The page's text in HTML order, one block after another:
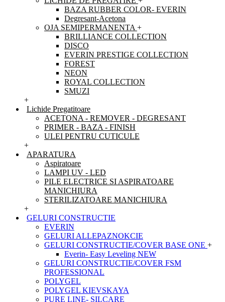
BAZA RUBBER COLOR- EVERIN
Degresant-Acetona
OJA SEMIPERMANENTA +
BRILLIANCE COLLECTION
DISCO
EVERIN PRESTIGE COLLECTION
FOREST
NEON
ROYAL COLLECTION
SMUZI
+
Lichide Pregatitoare
ACETONA - REMOVER - DEGRESANT
PRIMER - BAZA - FINISH
ULEI PENTRU CUTICULE
+
APARATURA
Aspiratoare
LAMPI UV - LED
PILE ELECTRICE SI ASPIRATOARE
MANICHIURA
STERILIZATOARE MANICHIURA
+
GELURI CONSTRUCTIE
EVERIN
GELURI ALLEPAZNOKCIE
GELURI CONSTRUCTIE/COVER BASE ONE +
Everin- Easy Leveling NEW
GELURI CONSTRUCTIE/COVER FSM
PROFESSIONAL
POLYGEL
POLYGEL KIEVSKAYA
PURE LINE- SILCARE